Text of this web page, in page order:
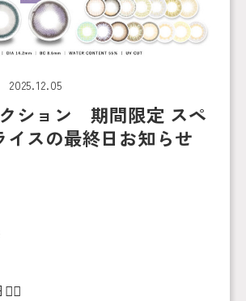
2025.12.05
ション 期間限定 スペ
イスの最終日お知らせ
❤️‍🔥